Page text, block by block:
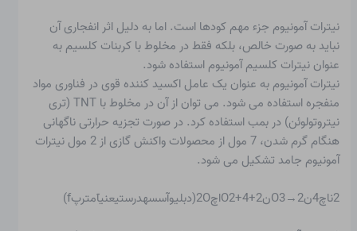
نیترات آمونیوم جزء مهم کودها است. اما به دلیل اثر انفجاری آن
نباید به صورت خالص، بلکه فقط در مخلوط با کربنات کلسیم به
عنوان نیترات کلسیم آمونیوم استفاده شود.
نیترات آمونیوم به عنوان یک عامل اکسید کننده قوی در فناوری مواد
منفجره استفاده می شود. می توان از آن در مخلوط با TNT (تری
نیتروتولوئن) در بمب استفاده کرد. در صورت تجزیه حرارتی ناگهانی
هنگام گرم شدن، 7 مول از محصولات واکنش گازی از 2 مول نیترات
آمونیوم جامد تشکیل می شود.
2ناچ4نO3→2ن2+O2+4اچ2O(دبلیوآسسهدرستیعنیآمترپf)